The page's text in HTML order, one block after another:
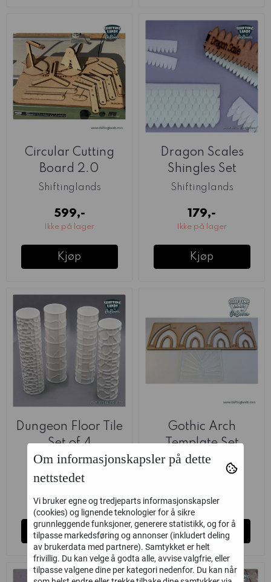
Circular Cutting
Board 2.0
(Shiftinglands)
Shiftinglands
599,-
Ikke på lager
Kjøp
Dragon Scales
Shingles Set
(Shiftinglands)
Shiftinglands
179,-
Ikke på lager
Kjøp
Dungeon Floor Tile
Set of 4
(Shiftinglands)
Shiftinglands
på lager
Kjøp
Gothic Arch
Template Set
(Shiftinglands)
Shiftinglands
Ikke på lager
Kjøp
Om informasjonskapsler på dette
nettstedet
Vi bruker egne og tredjeparts informasjonskapsler
(cookies) og lignende teknologier for å sikre
grunnleggende funksjoner, generere statistikk, og for å
tilpasse markedsføring og annonser (inkludert deling
av brukerdata med partnere). Samtykket er helt
frivillig. Du kan velge å godta alle, avvise valgfrie, eller
tilpasse valgene dine per kategori nedenfor. Du kan når